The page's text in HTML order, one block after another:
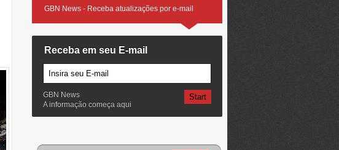
GBN News - Receba atualizações por e-mail
Receba em seu E-mail
GBN News
A informação começa aqui